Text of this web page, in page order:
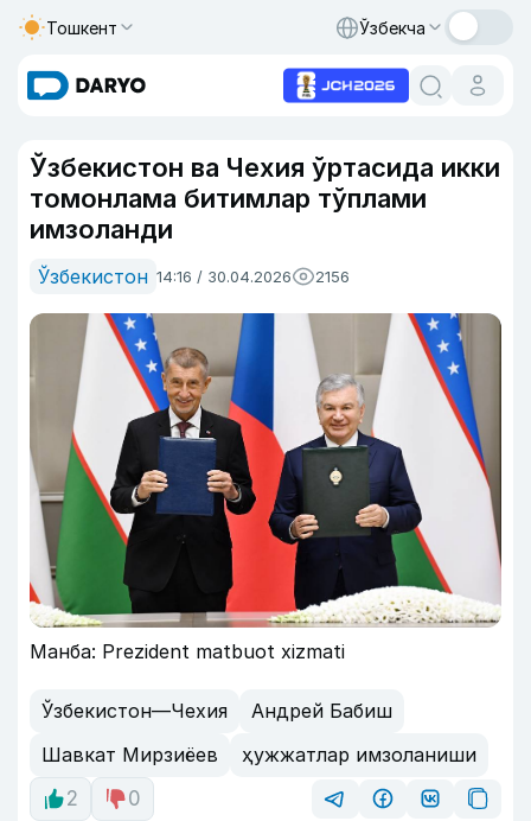
Тошкент Ўзбекча
Ўзбекистон ва Чехия ўртасида икки
томонлама битимлар тўплами
имзоланди
Ўзбекистон 14:16 / 30.04.2026 2156
Манба: Prezident matbuot xizmati
Ўзбекистон—Чехия
Андрей Бабиш
Шавкат Мирзиёев
ҳужжатлар имзоланиши
2
0